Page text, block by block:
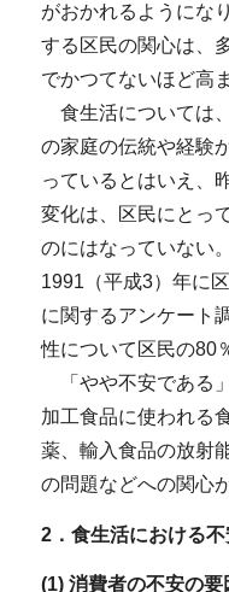
がおかれるようにな
する区民の関心は、
でかつてないほど高
食生活については
の家庭の伝統や経験
っているとはいえ、
変化は、区民にとっ
のにはなっていない。
1991（平成3）年に
に関するアンケート
性について区民の80
「やや不安である
加工食品に使われる
薬、輸入食品の放射
の問題などへの関心
2．食生活における不
(1) 消費者の不安の要